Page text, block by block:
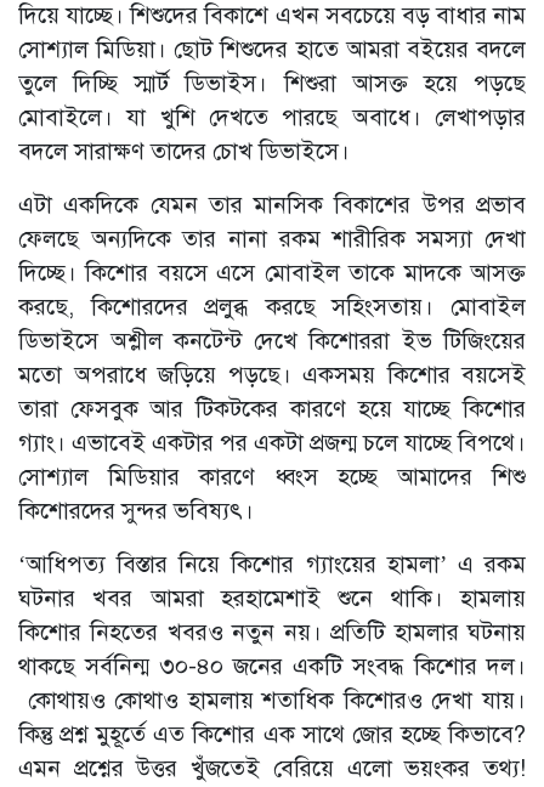
দিয়ে যাচ্ছে। শিশুদের বিকাশে এখন সবচেয়ে বড় বাধার নাম
সোশ্যাল মিডিয়া। ছোট শিশুদের হাতে আমরা বইয়ের বদলে
তুলে দিচ্ছি স্মার্ট ডিভাইস। শিশুরা আসক্ত হয়ে পড়ছে
মোবাইলে। যা খুশি দেখতে পারছে অবাধে। লেখাপড়ার
বদলে সারাক্ষণ তাদের চোখ ডিভাইসে।
এটা একদিকে যেমন তার মানসিক বিকাশের উপর প্রভাব
ফেলছে অন্যদিকে তার নানা রকম শারীরিক সমস্যা দেখা
দিচ্ছে। কিশোর বয়সে এসে মোবাইল তাকে মাদকে আসক্ত
করছে, কিশোরদের প্রলুব্ধ করছে সহিংসতায়। মোবাইল
ডিভাইসে অশ্লীল কনটেন্ট দেখে কিশোররা ইভ টিজিংয়ের
মতো অপরাধে জড়িয়ে পড়ছে। একসময় কিশোর বয়সেই
তারা ফেসবুক আর টিকটকের কারণে হয়ে যাচ্ছে কিশোর
গ্যাং। এভাবেই একটার পর একটা প্রজন্ম চলে যাচ্ছে বিপথে।
সোশ্যাল মিডিয়ার কারণে ধ্বংস হচ্ছে আমাদের শিশু
কিশোরদের সুন্দর ভবিষ্যৎ।
‘আধিপত্য বিস্তার নিয়ে কিশোর গ্যাংয়ের হামলা’ এ রকম
ঘটনার খবর আমরা হরহামেশাই শুনে থাকি। হামলায়
কিশোর নিহতের খবরও নতুন নয়। প্রতিটি হামলার ঘটনায়
থাকছে সর্বনিন্ম ৩০-৪০ জনের একটি সংবদ্ধ কিশোর দল।
কোথায়ও কোথাও হামলায় শতাধিক কিশোরও দেখা যায়।
কিন্তু প্রশ্ন মুহূর্তে এত কিশোর এক সাথে জোর হচ্ছে কিভাবে?
এমন প্রশ্নের উত্তর খুঁজতেই বেরিয়ে এলো ভয়ংকর তথ্য!